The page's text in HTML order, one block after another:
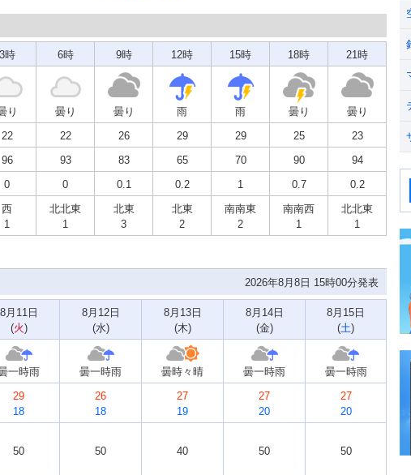
3時 6時 9時 12時 15時 18時 21時
り 曇り 曇り 雨 雨 曇り
曇り
22 22 26 29 29 25
23
96 93 83 65 70 90
94
0 0 0.1 0.2 1 0.7
0.2
西
1
北北東
1
北東
3
北東
2
南南東
2
南南西
1
北北東
1
2026年8月8日 15時00分発表
8月11日
(火)
8月12日
(水)
8月13日
(木)
8月14日
(金)
8月15日
(土)
一時雨 曇一時雨 曇時々晴 曇一時雨
曇一時雨
29
18
26
18
27
19
27
20
27
20
50 50 40 50 50